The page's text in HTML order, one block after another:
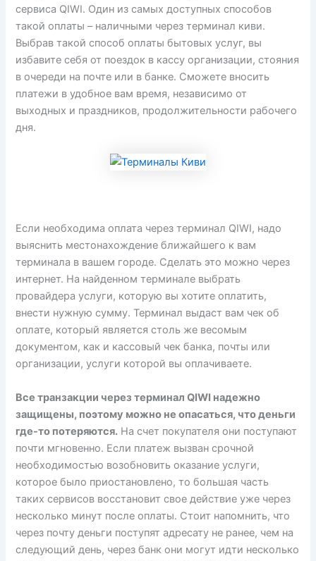
сервиса QIWI. Один из самых доступных способов
такой оплаты – наличными через терминал киви.
Выбрав такой способ оплаты бытовых услуг, вы
избавите себя от поездок в кассу организации, стояния
в очереди на почте или в банке. Сможете вносить
платежи в удобное вам время, независимо от
выходных и праздников, продолжительности рабочего
дня.
Если необходима оплата через терминал QIWI, надо
выяснить местонахождение ближайшего к вам
терминала в вашем городе. Сделать это можно через
интернет. На найденном терминале выбрать
провайдера услуги, которую вы хотите оплатить,
внести нужную сумму. Терминал выдаст вам чек об
оплате, который является столь же весомым
документом, как и кассовый чек банка, почты или
организации, услуги которой вы оплачиваете.
Все транзакции через терминал QIWI надежно
защищены, поэтому можно не опасаться, что деньги
где-то потеряются. На счет покупателя они поступают
почти мгновенно. Если платеж вызван срочной
необходимостью возобновить оказание услуги,
которое было приостановлено, то большая часть
таких сервисов восстановит свое действие уже через
несколько минут после оплаты. Стоит напомнить, что
через почту деньги поступят адресату не ранее, чем на
следующий день, через банк они могут идти несколько